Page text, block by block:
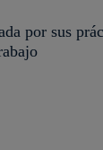
por sus